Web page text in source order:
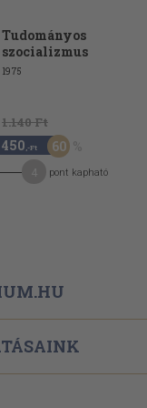
Tudományos
szocializmus
1975
1.140 Ft
450 ,-Ft 60
pont kapható